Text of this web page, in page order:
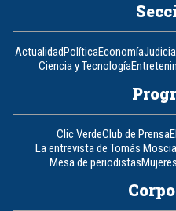
ActualidadPolíticaEconomía
Ciencia y Tecnología
Clic VerdeClub de Prensa
La entrevista de Tomás
Mesa de periodistas